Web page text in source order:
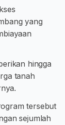
yang
hingga
tanah
tersebut
sejumlah